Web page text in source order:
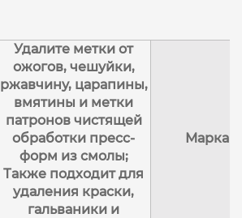
Удалите метки от
ожогов, чешуйки,
ржавчину, царапины,
вмятины и метки
патронов чистящей
обработки пресс-
форм из смолы;
Также подходит для
удаления краски,
гальваники и
Марка